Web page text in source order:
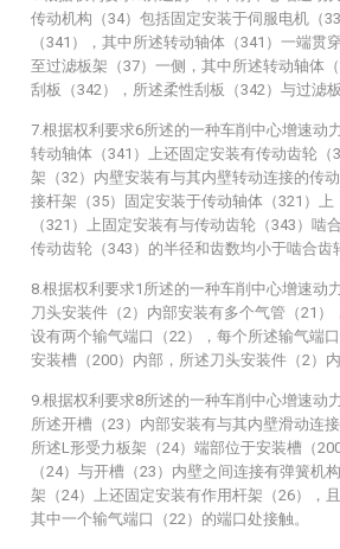
传动机构（34）包括固定安装于伺服电机（
（341），其中所述转动轴体（341）一端贯
至过滤板架（37）一侧，其中所述转动轴体
刮板（342），所述柔性刮板（342）与过滤
7.根据权利要求6所述的一种车削中心增速动
转动轴体（341）上还固定安装有传动齿轮（
架（32）内壁安装有与其内壁转动连接的传
接杆架（35）固定安装于传动轴体（321）上
（321）上固定安装有与传动齿轮（343）啮
传动齿轮（343）的半径和齿数均小于啮合齿
8.根据权利要求1所述的一种车削中心增速动
刀头安装件（2）内部安装有多个气管（21）
设有两个输气端口（22），每个所述输气端
安装槽（200）内部，所述刀头安装件（2）
9.根据权利要求8所述的一种车削中心增速动
所述开槽（23）内部安装有与其内壁滑动连
所述L形受力板架（24）端部位于安装槽（
（24）与开槽（23）内壁之间连接有弹簧机
架（24）上还固定安装有作用杆架（26），
其中一个输气端口（22）的端口处接触。